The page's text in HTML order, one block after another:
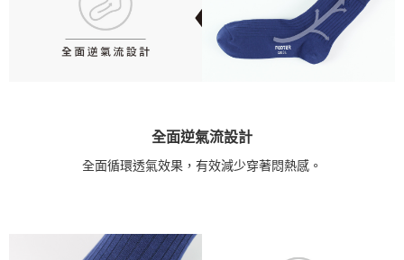
全面逆氣流設計
全面循環透氣效果，有效減少穿著悶熱感。